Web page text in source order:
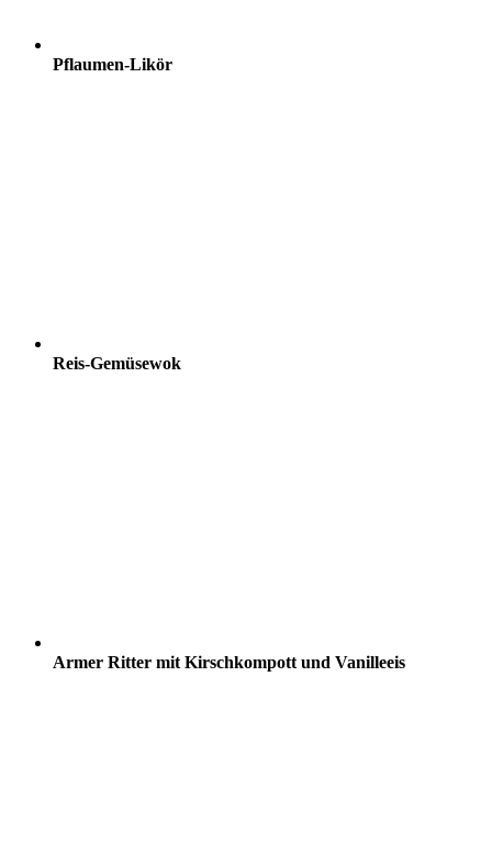
Pflaumen-Likör
Reis-Gemüsewok
Armer Ritter mit Kirschkompott und Vanilleeis